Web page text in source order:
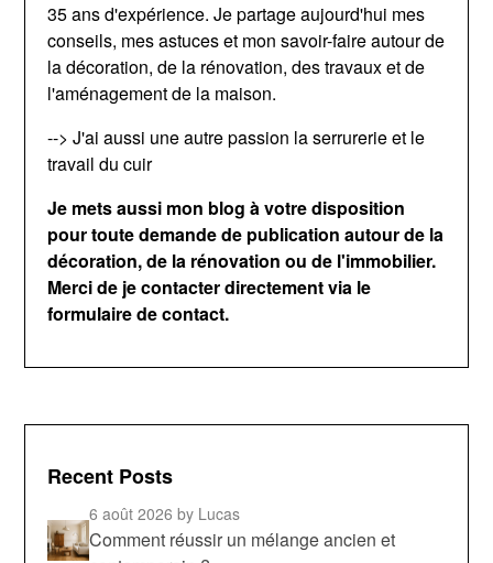
35 ans d'expérience. Je partage aujourd'hui mes
conseils, mes astuces et mon savoir-faire autour de
la décoration, de la rénovation, des travaux et de
l'aménagement de la maison.
--> J'ai aussi une autre passion la serrurerie et le
travail du cuir
Je mets aussi mon blog à votre disposition
pour toute demande de publication autour de la
décoration, de la rénovation ou de l'immobilier.
Merci de je contacter directement via le
formulaire de contact.
Recent Posts
6 août 2026 by Lucas
Comment réussir un mélange ancien et